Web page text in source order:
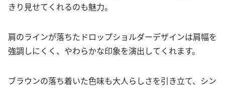
きり見せてくれるのも魅力。
肩のラインが落ちたドロップショルダーデザインは肩幅を
強調しにくく、やわらかな印象を演出してくれます。
ブラウンの落ち着いた色味も大人らしさを引き立て、シン